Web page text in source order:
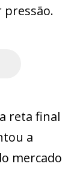
reta final
a
mercado